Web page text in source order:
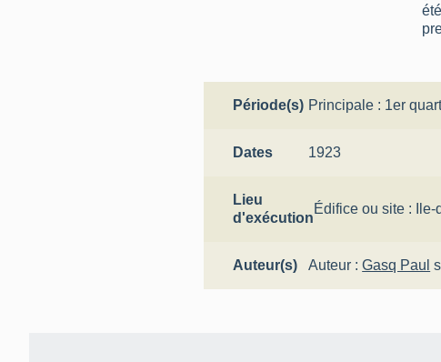
Période(s) Principale : 1er
Dates 1923
Lieu
d'exécution
Édifice ou site :
Auteur(s) Auteur :Gasq Paul